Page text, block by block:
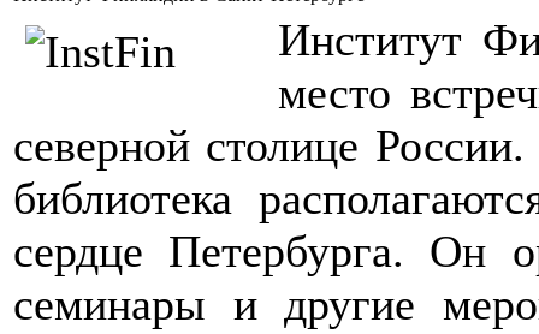
Институт
место
северной столице
библиотека
сердце Петербурга. Он
семинары и другие